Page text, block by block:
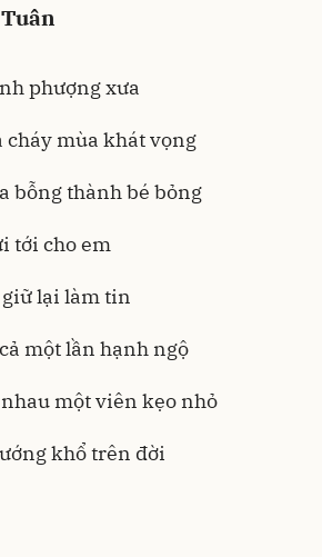
phượng xưa
cháy mùa khát vọng
bỗng thành bé bỏng
tới cho em
giữ lại làm tin
một lần hạnh ngộ
một viên kẹo nhỏ
khổ trên đời